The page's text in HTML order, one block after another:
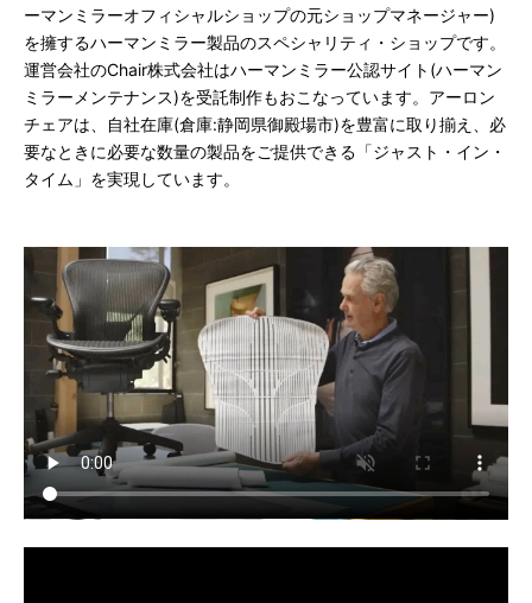
ーマンミラーオフィシャルショップの元ショップマネージャー)
を擁するハーマンミラー製品のスペシャリティ・ショップです。
運営会社のChair株式会社はハーマンミラー公認サイト(ハーマン
ミラーメンテナンス)を受託制作もおこなっています。アーロン
チェアは、自社在庫(倉庫:静岡県御殿場市)を豊富に取り揃え、必
要なときに必要な数量の製品をご提供できる「ジャスト・イン・
タイム」を実現しています。